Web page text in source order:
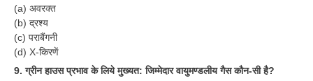
(a) अवरक्त
(b) द्रश्य
(c) पराबैंगनी
(d) X-किरणें
9. ग्रीन हाउस प्रभाव के लिये मुख्यत: जिम्मेदार वायुमण्डलीय गैस कौन-सी है?